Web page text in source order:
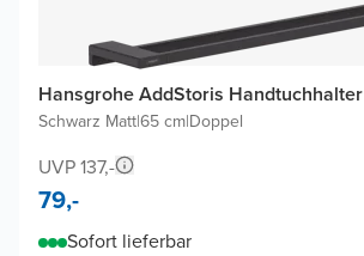
Hansgrohe AddStoris Handtuchhalter
Schwarz Matt|65 cm|Doppel
UVP 137,-
79,-
Sofort lieferbar